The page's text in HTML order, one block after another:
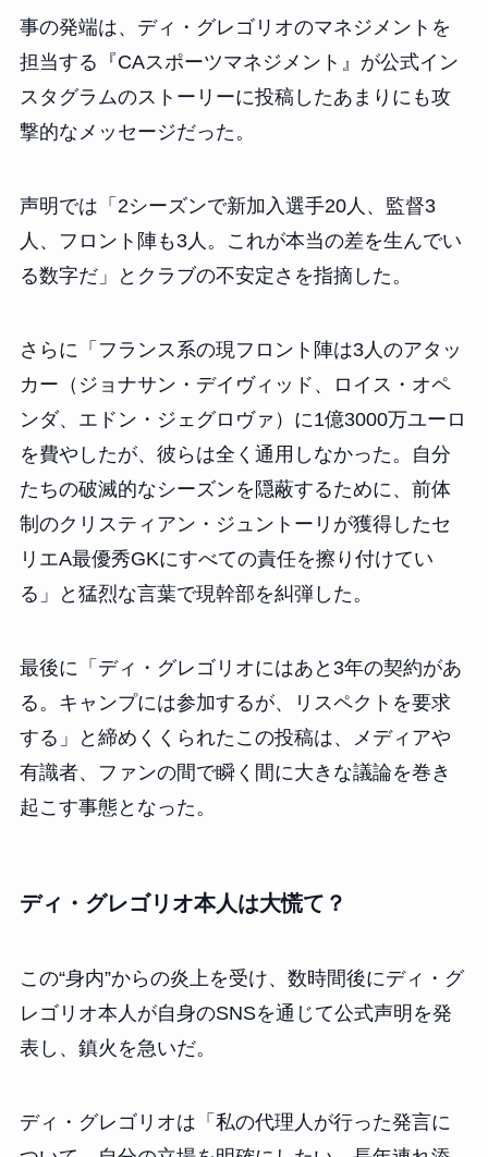
事の発端は、ディ・グレゴリオのマネジメントを
担当する『CAスポーツマネジメント』が公式イン
スタグラムのストーリーに投稿したあまりにも攻
撃的なメッセージだった。
声明では「2シーズンで新加入選手20人、監督3
人、フロント陣も3人。これが本当の差を生んでい
る数字だ」とクラブの不安定さを指摘した。
さらに「フランス系の現フロント陣は3人のアタッ
カー（ジョナサン・デイヴィッド、ロイス・オペ
ンダ、エドン・ジェグロヴァ）に1億3000万ユーロ
を費やしたが、彼らは全く通用しなかった。自分
たちの破滅的なシーズンを隠蔽するために、前体
制のクリスティアン・ジュントーリが獲得したセ
リエA最優秀GKにすべての責任を擦り付けてい
る」と猛烈な言葉で現幹部を糾弾した。
最後に「ディ・グレゴリオにはあと3年の契約があ
る。キャンプには参加するが、リスペクトを要求
する」と締めくくられたこの投稿は、メディアや
有識者、ファンの間で瞬く間に大きな議論を巻き
起こす事態となった。
ディ・グレゴリオ本人は大慌て？
この“身内”からの炎上を受け、数時間後にディ・グ
レゴリオ本人が自身のSNSを通じて公式声明を発
表し、鎮火を急いだ。
ディ・グレゴリオは「私の代理人が行った発言に